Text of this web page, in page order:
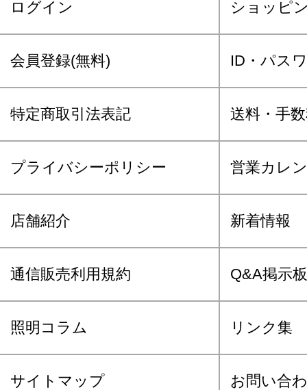
ログイン ショッピ
会員登録(無料) ID・パス
特定商取引法表記 送料・手
プライバシーポリシー 営業カレ
店舗紹介 新着情報
通信販売利用規約 Q&A掲示板
照明コラム リンク集
サイトマップ お問い合